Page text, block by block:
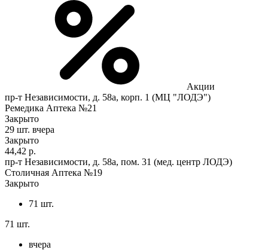
Акции
пр-т Независимости, д. 58а, корп. 1 (МЦ "ЛОДЭ")
Ремедика Аптека №21
Закрыто
29 шт. вчера
Закрыто
44,42 р.
пр-т Независимости, д. 58а, пом. 31 (мед. центр ЛОДЭ)
Столичная Аптека №19
Закрыто
71 шт.
71 шт.
вчера